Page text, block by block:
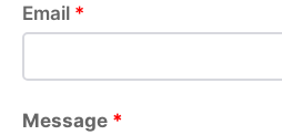
Email *
Message *